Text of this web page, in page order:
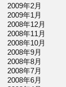
2009年2月
2009年1月
2008年12月
2008年11月
2008年10月
2008年9月
2008年8月
2008年7月
2008年6月